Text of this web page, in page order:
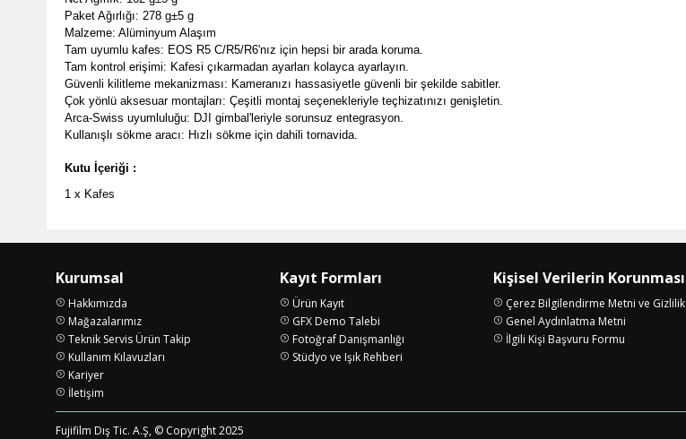
Paket Ağırlığı: 278 g±5 g
Malzeme: Alüminyum Alaşım
Tam uyumlu kafes: EOS R5 C/R5/R6'nız için hepsi bir arada koruma.
Tam kontrol erişimi: Kafesi çıkarmadan ayarları kolayca ayarlayın.
Güvenli kilitleme mekanizması: Kameranızı hassasiyetle güvenli bir şekilde sabitler.
Çok yönlü aksesuar montajları: Çeşitli montaj seçenekleriyle teçhizatınızı genişletin.
Arca-Swiss uyumluluğu: DJI gimbal'leriyle sorunsuz entegrasyon.
Kullanışlı sökme aracı: Hızlı sökme için dahili tornavida.
Kutu İçeriği :
1 x Kafes
Kurumsal
Hakkımızda
Mağazalarımız
Teknik Servis Ürün Takip
Kullanım Kılavuzları
Kariyer
İletişim
Kayıt Formları
Ürün Kayıt
GFX Demo Talebi
Fotoğraf Danışmanlığı
Stüdyo ve Işık Rehberi
Kişisel Verilerin Korunması
Çerez Bilgilendirme Metni ve Gizlilik
Genel Aydınlatma Metni
İlgili Kişi Başvuru Formu
Fujifilm Dış Tic. A.Ş, © Copyright 2025